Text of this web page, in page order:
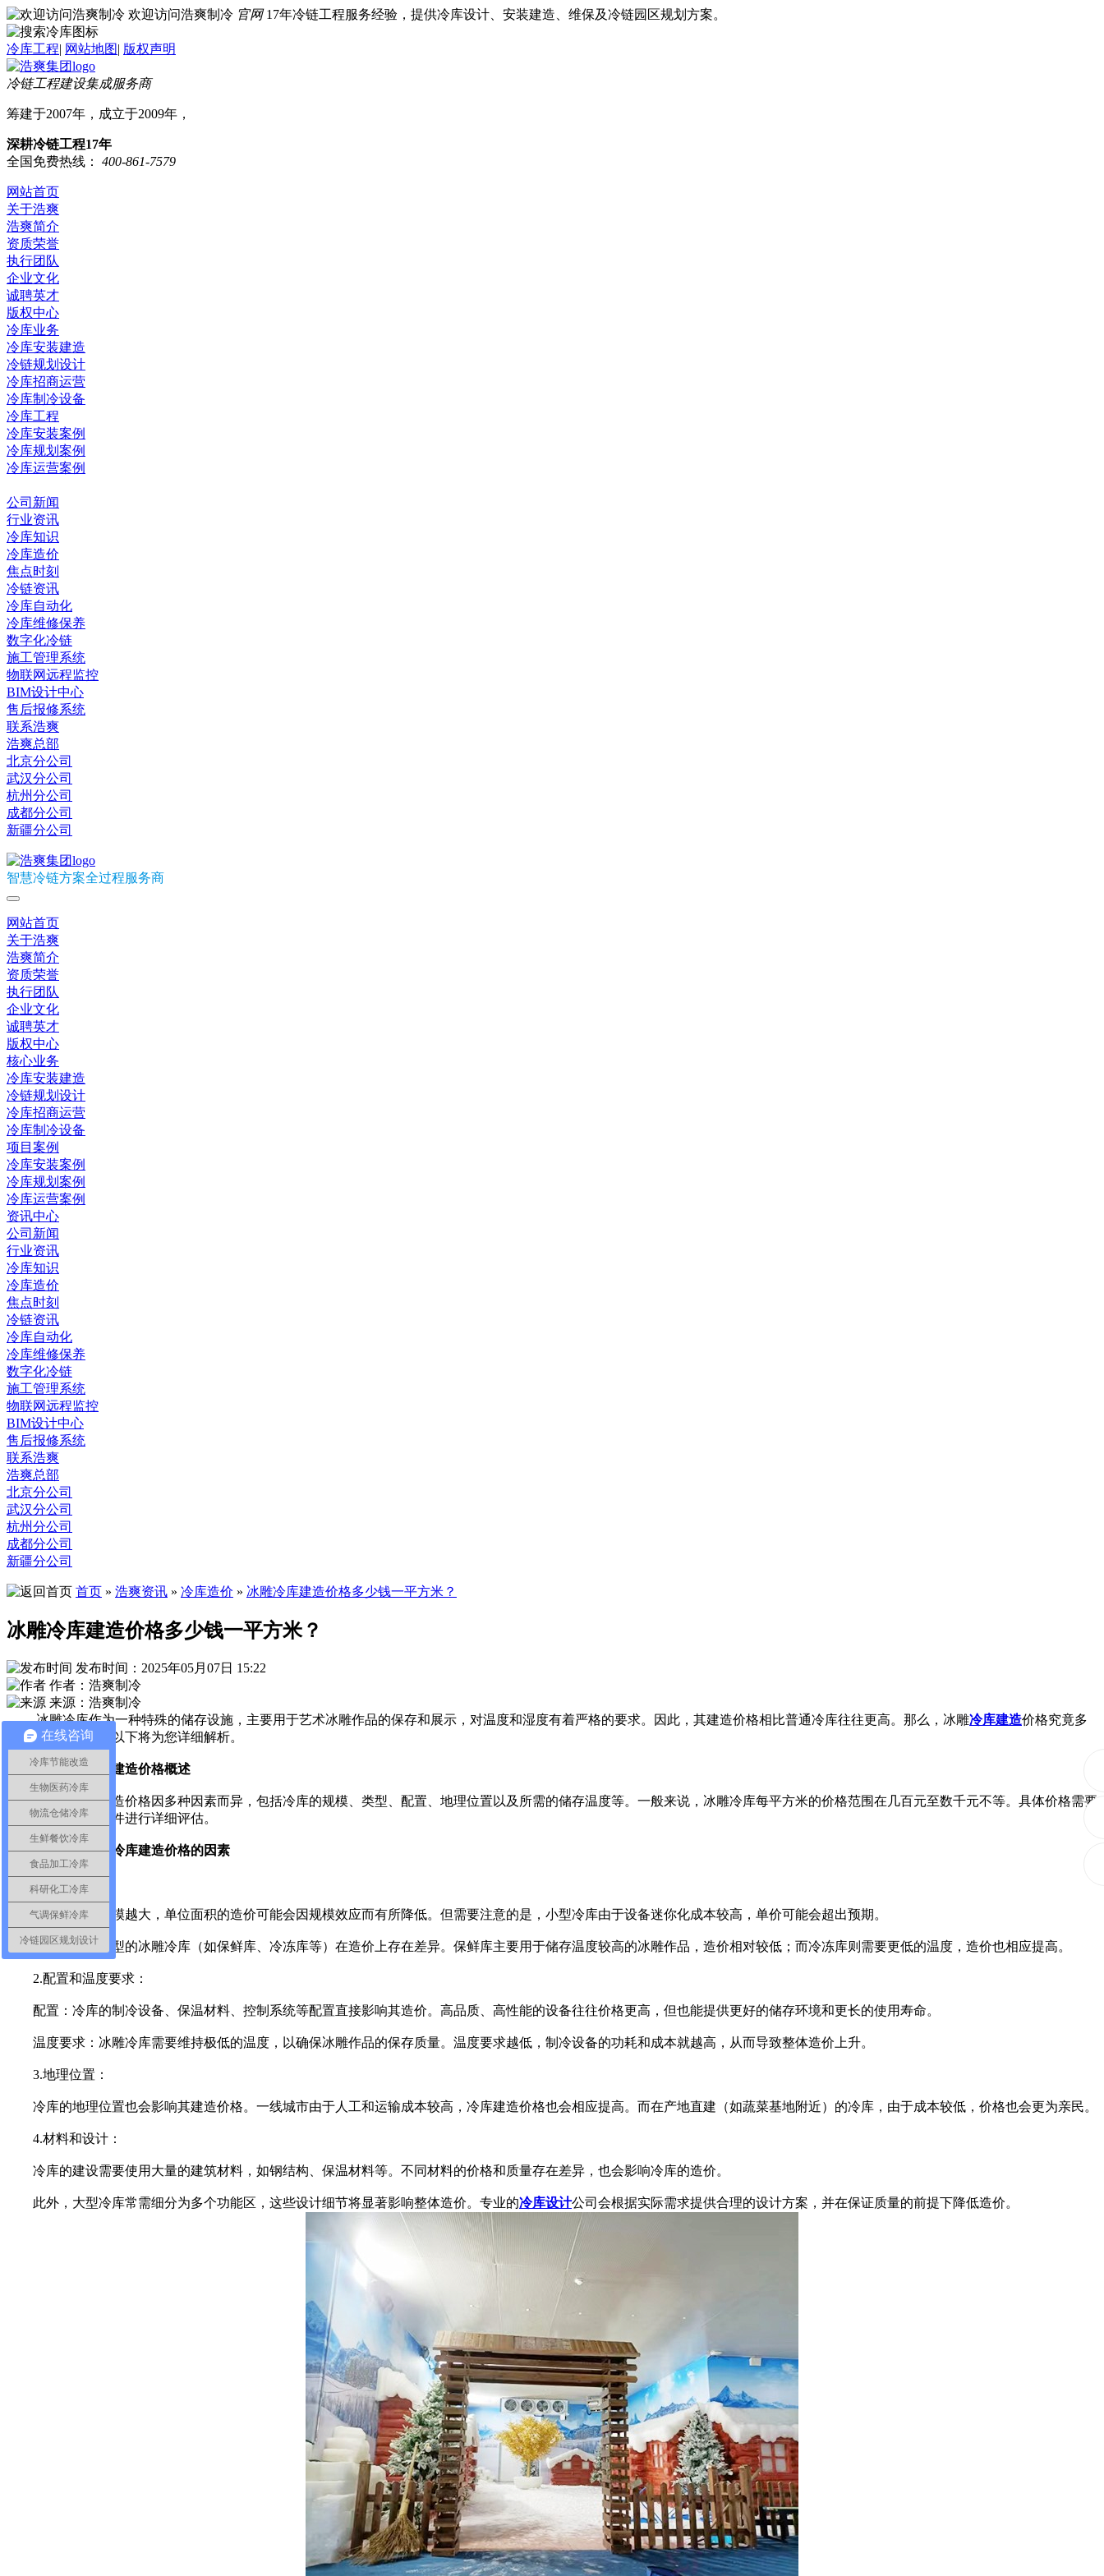
欢迎访问浩爽制冷 官网 17年冷链工程服务经验，提供冷库设计、安装建造、维保及冷链园区规划方案。
冷库工程| 网站地图| 版权声明
冷链工程建设集成服务商
筹建于2007年，成立于2009年，
深耕冷链工程17年
全国免费热线：
400-861-7579
网站首页
关于浩爽
浩爽简介
资质荣誉
执行团队
企业文化
诚聘英才
版权中心
冷库业务
冷库安装建造
冷链规划设计
冷库招商运营
冷库制冷设备
冷库工程
冷库安装案例
冷库规划案例
冷库运营案例
公司新闻
行业资讯
冷库知识
冷库造价
焦点时刻
冷链资讯
冷库自动化
冷库维修保养
数字化冷链
施工管理系统
物联网远程监控
BIM设计中心
售后报修系统
联系浩爽
浩爽总部
北京分公司
武汉分公司
杭州分公司
成都分公司
新疆分公司
智慧冷链方案全过程服务商
网站首页
关于浩爽
浩爽简介
资质荣誉
执行团队
企业文化
诚聘英才
版权中心
核心业务
冷库安装建造
冷链规划设计
冷库招商运营
冷库制冷设备
项目案例
冷库安装案例
冷库规划案例
冷库运营案例
资讯中心
公司新闻
行业资讯
冷库知识
冷库造价
焦点时刻
冷链资讯
冷库自动化
冷库维修保养
数字化冷链
施工管理系统
物联网远程监控
BIM设计中心
售后报修系统
联系浩爽
浩爽总部
北京分公司
武汉分公司
杭州分公司
成都分公司
新疆分公司
首页 » 浩爽资讯 » 冷库造价 » 冰雕冷库建造价格多少钱一平方米？
冰雕冷库建造价格多少钱一平方米？
发布时间：2025年05月07日 15:22
作者：浩爽制冷
来源：浩爽制冷
冰雕冷库作为一种特殊的储存设施，主要用于艺术冰雕作品的保存和展示，对温度和湿度有着严格的要求。因此，其建造价格相比普通冷库往往更高。那么，冰雕冷库建造价格究竟多
少钱一平方米呢？以下将为您详细解析。
一、冰雕冷库建造价格概述
冰雕冷库的建造价格因多种因素而异，包括冷库的规模、类型、配置、地理位置以及所需的储存温度等。一般来说，冰雕冷库每平方米的价格范围在几百元至数千元不等。具体价格需要
根据实际需求和条件进行详细评估。
二、影响冰雕冷库建造价格的因素
1.规模和类型：
规模：冷库规模越大，单位面积的造价可能会因规模效应而有所降低。但需要注意的是，小型冷库由于设备迷你化成本较高，单价可能会超出预期。
类型：不同类型的冰雕冷库（如保鲜库、冷冻库等）在造价上存在差异。保鲜库主要用于储存温度较高的冰雕作品，造价相对较低；而冷冻库则需要更低的温度，造价也相应提高。
2.配置和温度要求：
配置：冷库的制冷设备、保温材料、控制系统等配置直接影响其造价。高品质、高性能的设备往往价格更高，但也能提供更好的储存环境和更长的使用寿命。
温度要求：冰雕冷库需要维持极低的温度，以确保冰雕作品的保存质量。温度要求越低，制冷设备的功耗和成本就越高，从而导致整体造价上升。
3.地理位置：
冷库的地理位置也会影响其建造价格。一线城市由于人工和运输成本较高，冷库建造价格也会相应提高。而在产地直建（如蔬菜基地附近）的冷库，由于成本较低，价格也会更为亲民。
4.材料和设计：
冷库的建设需要使用大量的建筑材料，如钢结构、保温材料等。不同材料的价格和质量存在差异，也会影响冷库的造价。
此外，大型冷库常需细分为多个功能区，这些设计细节将显著影响整体造价。专业的冷库设计公司会根据实际需求提供合理的设计方案，并在保证质量的前提下降低造价。
在线咨询
冷库节能改造
生物医药冷库
物流仓储冷库
生鲜餐饮冷库
食品加工冷库
科研化工冷库
气调保鲜冷库
冷链园区规划设计